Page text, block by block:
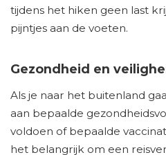
tijdens het hiken geen last
pijntjes aan de voeten.
Gezondheid en
Als je naar het buitenland
aan bepaalde
voldoen of bepaalde
het belangrijk om een